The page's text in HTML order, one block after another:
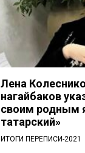
Лена
нагайбаков
своим родным
татарский»
ИТОГИ ПЕРЕПИСИ-2021